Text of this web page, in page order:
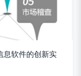
息软件的创新实